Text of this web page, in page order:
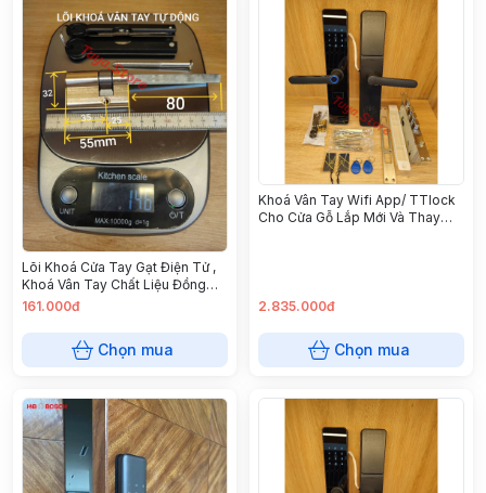
Lõi Khoá Cửa Tay Gạt Điện Tử ,
Khoá Vân Tay Chất Liệu Đồng
Cao Cấp ( Loại Chìa Phay ) Bảo
161.000đ
Chọn mua
Khoá Vân Tay Wifi App/ TTlock
Cho Cửa Gỗ Lắp Mới Và Thay
2.835.000đ
Chọn mua